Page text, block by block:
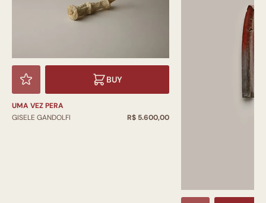
BUY
UMA VEZ PERA
GISELE GANDOLFI
R$ 5.600,00